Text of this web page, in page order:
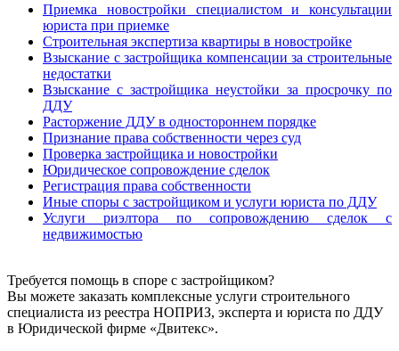
Приемка новостройки специалистом и консультации
юриста при приемке
Строительная экспертиза квартиры в новостройке
Взыскание с застройщика компенсации за строительные
недостатки
Взыскание с застройщика неустойки за просрочку по
ДДУ
Расторжение ДДУ в одностороннем порядке
Признание права собственности через суд
Проверка застройщика и новостройки
Юридическое сопровождение сделок
Регистрация права собственности
Иные споры с застройщиком и услуги юриста по ДДУ
Услуги риэлтора по сопровождению сделок с
недвижимостью
Требуется помощь в споре с застройщиком?
Вы можете заказать комплексные услуги строительного
специалиста из реестра НОПРИЗ, эксперта и юриста по ДДУ
в Юридической фирме «Двитекс».